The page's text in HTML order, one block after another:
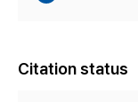
Citation status